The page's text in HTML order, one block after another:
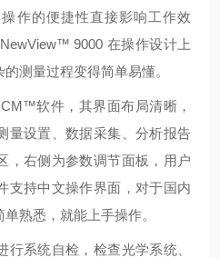
作的便捷性直接影响工作效
9000 在操作设计上
测量过程变得简单易懂。
软件，其界面布局清晰，
量设置、数据采集、分析报告
，右侧为参数调节面板，用户
支持中文操作界面，对于国内
熟悉，就能上手操作。
行系统自检，检查光学系统、